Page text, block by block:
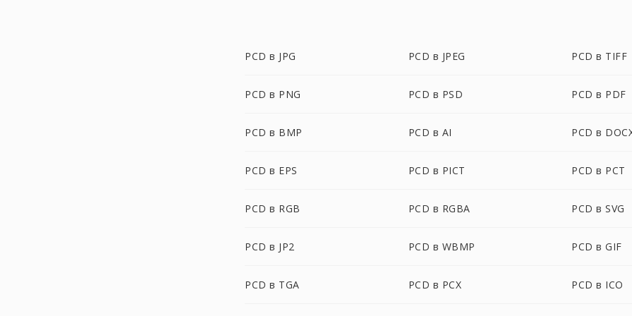
PCD в JPG PCD в JPEG PCD в TIFF
PCD в PNG PCD в PSD PCD в PDF
PCD в BMP PCD в AI PCD в
PCD в EPS PCD в PICT PCD в PCT
PCD в RGB PCD в RGBA PCD в SVG
PCD в JP2 PCD в WBMP PCD в GIF
PCD в TGA PCD в PCX PCD в ICO